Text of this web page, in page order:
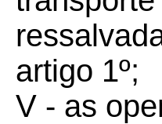
artigo 1º;
V - as